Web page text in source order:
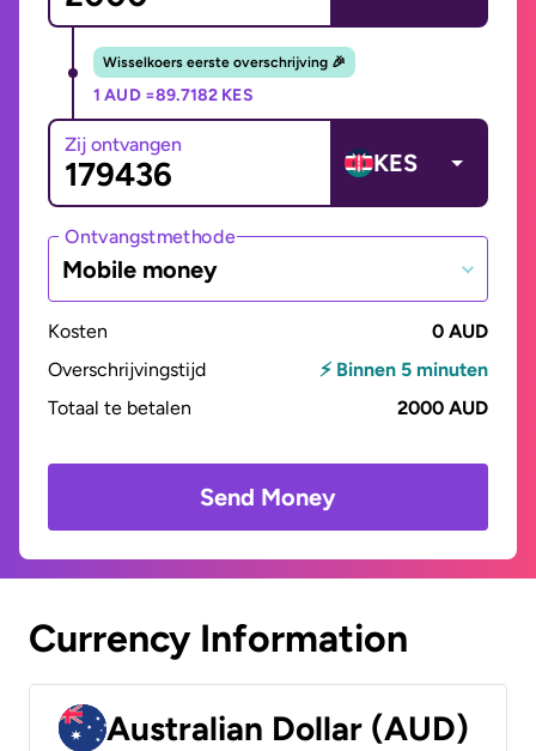
Wisselkoers eerste overschrijving 🎉
1 AUD =89.7182 KES
Zij ontvangen
KES
Ontvangstmethode
Mobile money
Kosten
0 AUD
Overschrijvingstijd
⚡ Binnen 5 minuten
Totaal te betalen
2000 AUD
Send Money
Currency Information
Australian Dollar (AUD)